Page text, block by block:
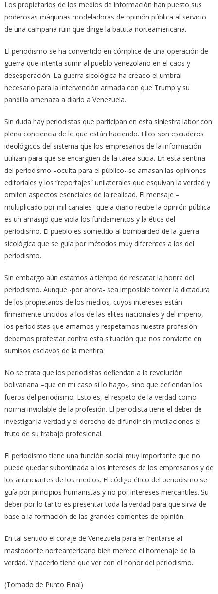
Los propietarios de los medios de información han puesto sus
poderosas máquinas modeladoras de opinión pública al servicio
de una campaña ruin que dirige la batuta norteamericana.
El periodismo se ha convertido en cómplice de una operación de
guerra que intenta sumir al pueblo venezolano en el caos y
desesperación. La guerra sicológica ha creado el umbral
necesario para la intervención armada con que Trump y su
pandilla amenaza a diario a Venezuela.
Sin duda hay periodistas que participan en esta siniestra labor con
plena conciencia de lo que están haciendo. Ellos son escuderos
ideológicos del sistema que los empresarios de la información
utilizan para que se encarguen de la tarea sucia. En esta sentina
del periodismo –oculta para el público- se amasan las opiniones
editoriales y los “reportajes” unilaterales que esquivan la verdad y
omiten aspectos esenciales de la realidad. El mensaje –
multiplicado por mil canales- que a diario recibe la opinión pública
es un amasijo que viola los fundamentos y la ética del
periodismo. El pueblo es sometido al bombardeo de la guerra
sicológica que se guía por métodos muy diferentes a los del
periodismo.
Sin embargo aún estamos a tiempo de rescatar la honra del
periodismo. Aunque -por ahora- sea imposible torcer la dictadura
de los propietarios de los medios, cuyos intereses están
firmemente uncidos a los de las elites nacionales y del imperio,
los periodistas que amamos y respetamos nuestra profesión
debemos protestar contra esta situación que nos convierte en
sumisos esclavos de la mentira.
No se trata que los periodistas defiendan a la revolución
bolivariana –que en mi caso sí lo hago-, sino que defiendan los
fueros del periodismo. Esto es, el respeto de la verdad como
norma inviolable de la profesión. El periodista tiene el deber de
investigar la verdad y el derecho de difundir sin mutilaciones el
fruto de su trabajo profesional.
El periodismo tiene una función social muy importante que no
puede quedar subordinada a los intereses de los empresarios y de
los anunciantes de los medios. El código ético del periodismo se
guía por principios humanistas y no por intereses mercantiles. Su
deber por lo tanto es presentar toda la verdad para que sirva de
base a la formación de las grandes corrientes de opinión.
En tal sentido el coraje de Venezuela para enfrentarse al
mastodonte norteamericano bien merece el homenaje de la
verdad. Y hacerlo tiene que ver con el honor del periodismo.
(Tomado de Punto Final)